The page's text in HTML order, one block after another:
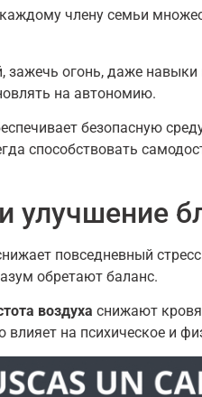
члену семьи
зажечь огонь, даже
на автономию.
безопасную
способствовать
улучшение
повседневный
обретают баланс.
воздуха снижают
на психическое и